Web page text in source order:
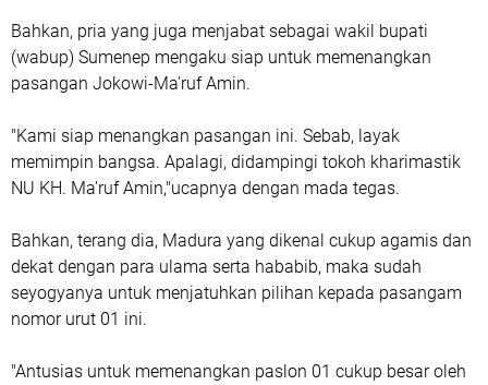
Bahkan, pria yang juga menjabat sebagai wakil bupati
(wabup) Sumenep mengaku siap untuk memenangkan
pasangan Jokowi-Ma'ruf Amin.
"Kami siap menangkan pasangan ini. Sebab, layak
memimpin bangsa. Apalagi, didampingi tokoh kharimastik
NU KH. Ma'ruf Amin,"ucapnya dengan mada tegas.
Bahkan, terang dia, Madura yang dikenal cukup agamis dan
dekat dengan para ulama serta hababib, maka sudah
seyogyanya untuk menjatuhkan pilihan kepada pasangam
nomor urut 01 ini.
"Antusias untuk memenangkan paslon 01 cukup besar oleh